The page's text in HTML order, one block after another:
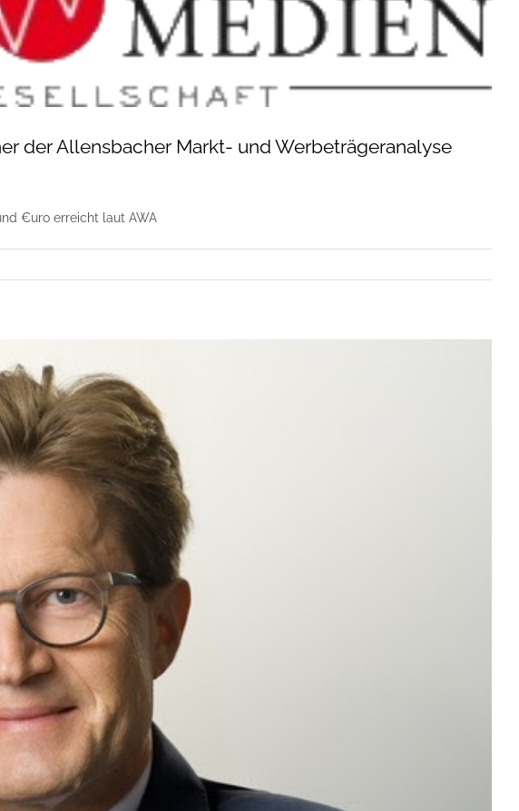
der Allensbacher Markt- und Werbeträgeranalyse
€uro erreicht laut AWA